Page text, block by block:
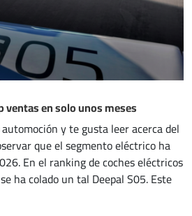
ventas en solo unos meses
y te gusta leer acerca del
que el segmento eléctrico ha
En el ranking de coches eléctricos
ha colado un tal Deepal S05. Este